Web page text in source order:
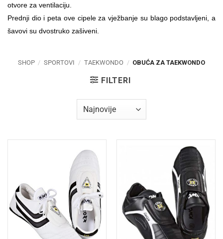
otvore za ventilaciju.
Prednji dio i peta ove cipele za vježbanje su blago podstavljeni, a
šavovi su dvostruko zašiveni.
SHOP / SPORTOVI / TAEKWONDO / OBUĆA ZA TAEKWONDO
FILTERI